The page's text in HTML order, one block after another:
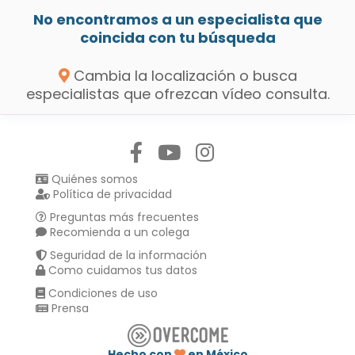
No encontramos a un especialista que
coincida con tu búsqueda
Cambia la localización o busca
especialistas que ofrezcan vídeo consulta.
Quiénes somos
Política de privacidad
Preguntas más frecuentes
Recomienda a un colega
Seguridad de la información
Como cuidamos tus datos
Condiciones de uso
Prensa